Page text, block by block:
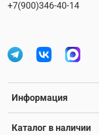
Информация
Каталог в наличии
+7(900)346-40-14